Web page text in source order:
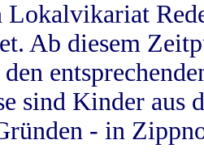
Lokalvikariat
Ab diesem
sind Kinder aus
- in